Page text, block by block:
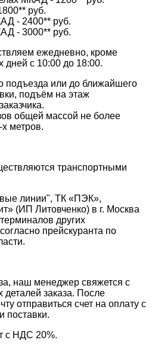
руб.
- 2400** руб.
- 3000** руб.
ежедневно, кроме
дней с 10:00 до 18:00.
подъезда или до ближайшего
подъём на этаж
общей массой не более
метров.
транспортными
линии", ТК «ПЭК»,
(ИП Литовченко) в г. Москва
других
прейскуранта по
наш менеджер свяжется с
деталей заказа. После
отправиться счет на оплату с
поставки.
с НДС 20%.